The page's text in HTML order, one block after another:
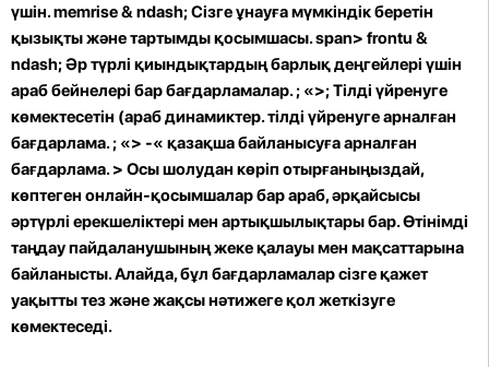
үшін.memrise& ndash; Сізге ұнауға мүмкіндік беретін
қызықты және тартымды қосымшасы. span> frontu &
ndash; Әр түрлі қиындықтардың барлық деңгейлері үшін
араб бейнелері бар бағдарламалар. ; «>; Тілді үйренуге
көмектесетін (араб динамиктер. тілді үйренуге арналған
бағдарлама. ; «> -« қазақша байланысуға арналған
бағдарлама. > Осы шолудан көріп отырғаныңыздай,
көптеген онлайн-қосымшалар бар араб, әрқайсысы
әртүрлі ерекшеліктері мен артықшылықтары бар. Өтінімді
таңдау пайдаланушының жеке қалауы мен мақсаттарына
байланысты. Алайда, бұл бағдарламалар сізге қажет
уақытты тез және жақсы нәтижеге қол жеткізуге
көмектеседі.